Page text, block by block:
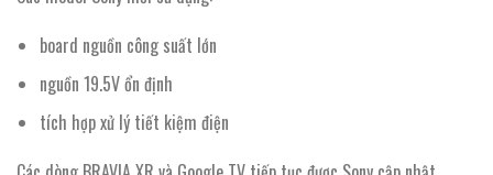
board nguồn công suất lớn
nguồn 19.5V ổn định
tích hợp xử lý tiết kiệm điện